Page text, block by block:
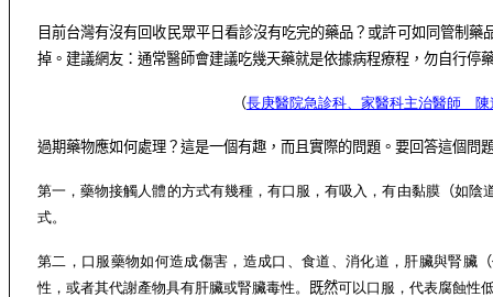
目前台灣有沒有回收民眾平日看診沒有吃完的藥品？或許可如同管制
掉。建議網友：通常醫師會建議吃幾天藥就是依據病程療程，勿自行停
（長庚醫院急診科、家醫科主治醫師 陳
過期藥物應如何處理？這是一個有趣，而且實際的問題。要回答這個問
第一，藥物接觸人體的方式有幾種，有口服，有吸入，有由黏膜（如陰
式。
第二，口服藥物如何造成傷害，造成口、食道、消化道，肝臟與腎臟 （
性，或者其代謝產物具有肝臟或腎臟毒性。
既然可以口服，代表腐蝕性